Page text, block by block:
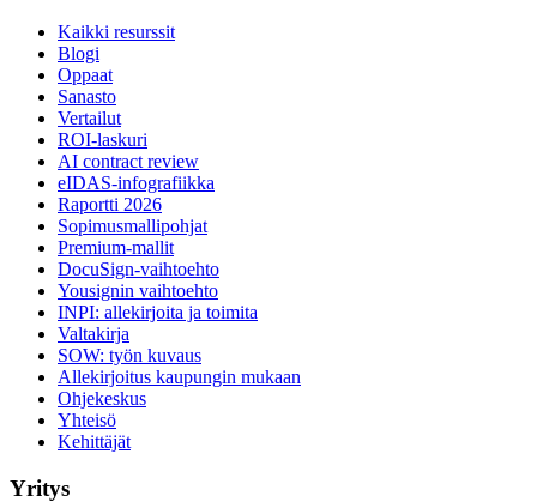
Kaikki resurssit
Blogi
Oppaat
Sanasto
Vertailut
ROI-laskuri
AI contract review
eIDAS-infografiikka
Raportti 2026
Sopimusmallipohjat
Premium-mallit
DocuSign-vaihtoehto
Yousignin vaihtoehto
INPI: allekirjoita ja toimita
Valtakirja
SOW: työn kuvaus
Allekirjoitus kaupungin mukaan
Ohjekeskus
Yhteisö
Kehittäjät
Yritys